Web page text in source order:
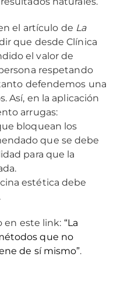
el artículo de La
que desde Clínica
el valor de
respetando
defendemos una
Así, en la aplicación
arrugas:
bloquean los
que se debe
para que la
estética debe
en este link: “La
que no
de sí mismo”.